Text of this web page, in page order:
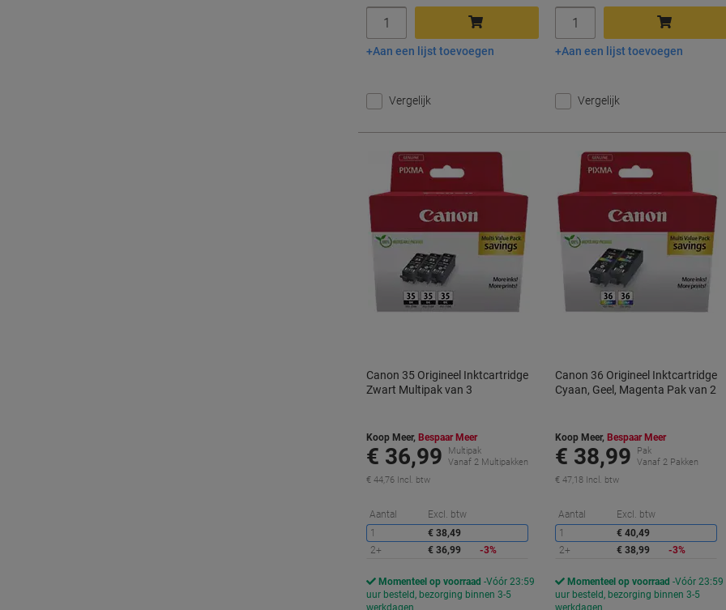
In winkelwagen
Aan een lijst toevoegen
Vergelijk
In winkelwagen
Aan een lijst toevoegen
Vergelijk
Canon 35 Origineel Inktcartridge
Zwart Multipak van 3
Koop Meer, Bespaar Meer
€ 36,99
Multipak
Vanaf 2 Multipakken
€ 44,76 Incl. btw
Aantal Excl. btw
Korting
1
€ 38,49
2+
€ 36,99 -3%
Momenteel op voorraad Vóór 23:59
uur besteld, bezorging binnen 3-5
werkdagen
Canon 36 Origineel Inktcartridge
Cyaan, Geel, Magenta Pak van 2
Koop Meer, Bespaar Meer
€ 38,99
Pak
Vanaf 2 Pakken
€ 47,18 Incl. btw
Aantal Excl. btw
1
€ 40,49
2+
€ 38,99 -3%
Momenteel op voorraad Vóór 23:59
uur besteld, bezorging binnen 3-5
werkdagen